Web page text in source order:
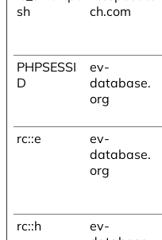
sh
ch.com
PHPSESSI
D
ev-
database.
org
rc::e
ev-
database.
org
rc::h
ev-